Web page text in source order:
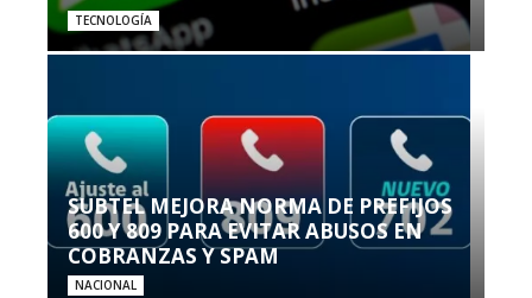
TECNOLOGÍA
SUBTEL MEJORA NORMA DE PREFIJOS
600 Y 809 PARA EVITAR ABUSOS EN
COBRANZAS Y SPAM
NACIONAL